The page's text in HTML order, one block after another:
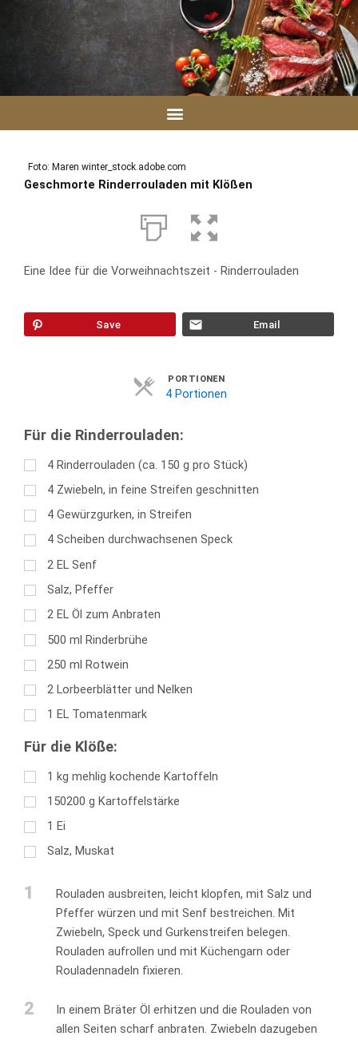
Foto: Maren winter_stock.adobe.com
Geschmorte Rinderrouladen mit Klößen
Eine Idee für die Vorweihnachtszeit - Rinderrouladen
Save Email
PORTIONEN
4 Portionen
Für die Rinderrouladen:
4 Rinderrouladen (ca. 150 g pro Stück)
4 Zwiebeln, in feine Streifen geschnitten
4 Gewürzgurken, in Streifen
4 Scheiben durchwachsenen Speck
2 EL Senf
Salz, Pfeffer
2 EL Öl zum Anbraten
500 ml Rinderbrühe
250 ml Rotwein
2 Lorbeerblätter und Nelken
1 EL Tomatenmark
Für die Klöße:
1 kg mehlig kochende Kartoffeln
150200 g Kartoffelstärke
1 Ei
Salz, Muskat
1
Rouladen ausbreiten, leicht klopfen, mit Salz und
Pfeffer würzen und mit Senf bestreichen. Mit
Zwiebeln, Speck und Gurkenstreifen belegen.
Rouladen aufrollen und mit Küchengarn oder
Rouladennadeln fixieren.
2
In einem Bräter Öl erhitzen und die Rouladen von
allen Seiten scharf anbraten. Zwiebeln dazugeben